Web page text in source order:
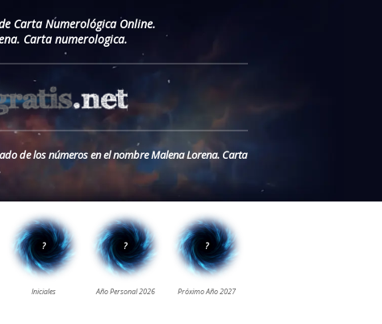
Carta Numerológica Online.
Carta numerologica.
de los números en el nombre Malena Lorena. Carta